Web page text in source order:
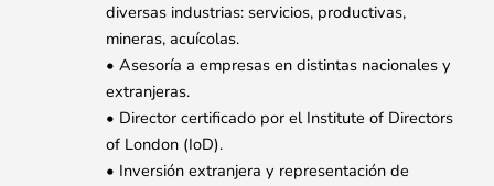
diversas industrias: servicios, productivas,
mineras, acuícolas.
• Asesoría a empresas en distintas nacionales y
extranjeras.
• Director certificado por el Institute of Directors
of London (IoD).
• Inversión extranjera y representación de